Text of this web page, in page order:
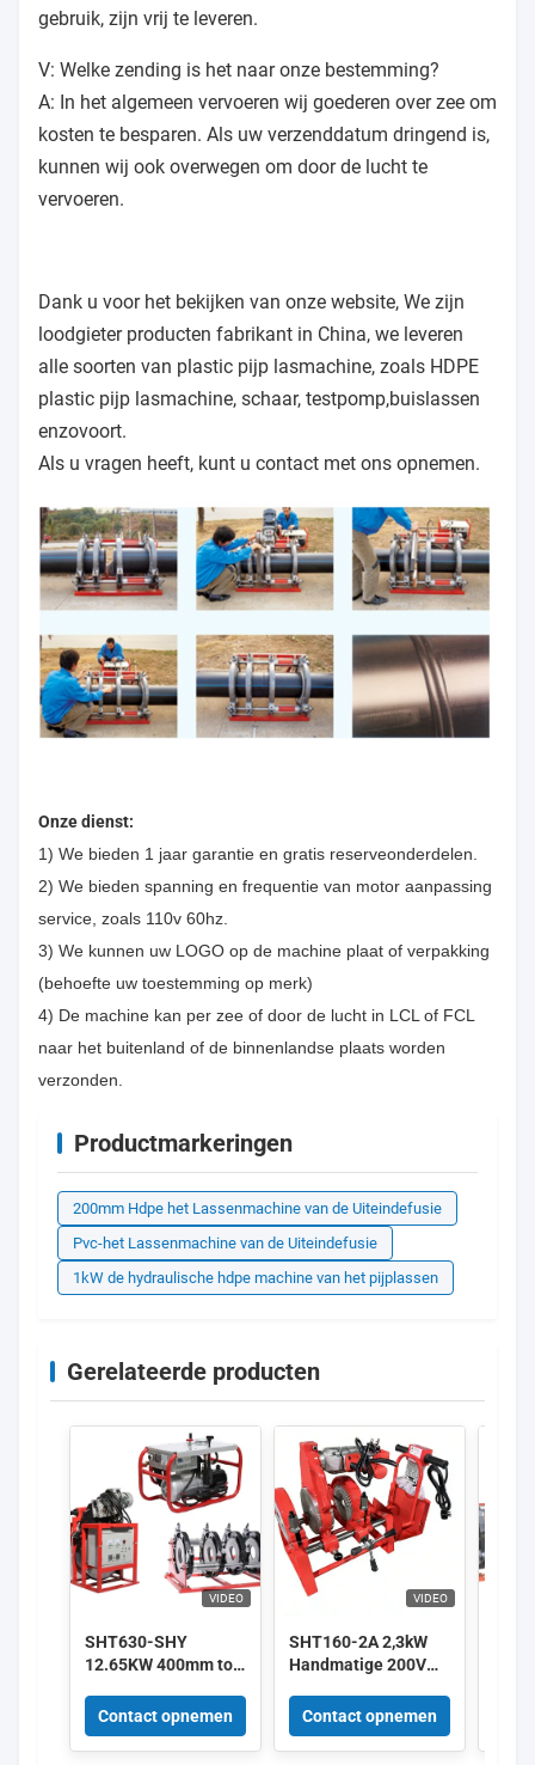
gebruik, zijn vrij te leveren.
V: Welke zending is het naar onze bestemming?
A: In het algemeen vervoeren wij goederen over zee om
kosten te besparen. Als uw verzenddatum dringend is,
kunnen wij ook overwegen om door de lucht te
vervoeren.
Dank u voor het bekijken van onze website, We zijn
loodgieter producten fabrikant in China, we leveren
alle soorten van plastic pijp lasmachine, zoals HDPE
plastic pijp lasmachine, schaar, testpomp,buislassen
enzovoort.
Als u vragen heeft, kunt u contact met ons opnemen.
Onze dienst:
1) We bieden 1 jaar garantie en gratis reserveonderdelen.
2) We bieden spanning en frequentie van motor aanpassing
service, zoals 110v 60hz.
3) We kunnen uw LOGO op de machine plaat of verpakking
(behoefte uw toestemming op merk)
4) De machine kan per zee of door de lucht in LCL of FCL
naar het buitenland of de binnenlandse plaats worden
verzonden.
Productmarkeringen
200mm Hdpe het Lassenmachine van de Uiteindefusie
Pvc-het Lassenmachine van de Uiteindefusie
1kW de hydraulische hdpe machine van het pijplassen
Gerelateerde producten
VIDEO
SHT630-SHY
12.65KW 400mm tot
pijpfusiebedrijf 380V
leverancier
Contact opnemen
VIDEO
SHT160-2A 2,3kW
Handmatige 200V
Stomplaslasmachine
Hoge Efficiëntie
Contact opnemen